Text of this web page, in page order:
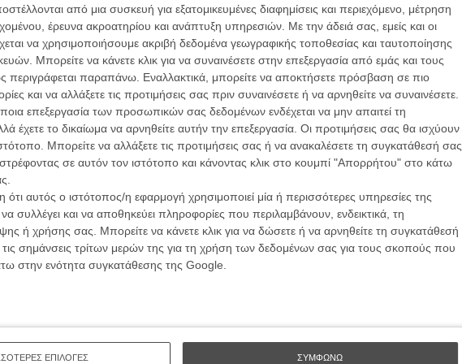
από μια συσκευή για εξατομικευμένες διαφημίσεις και περιεχόμενο, μέτρηση
έρευνα ακροατηρίου και ανάπτυξη υπηρεσιών. Με την άδειά σας, εμείς και οι
να χρησιμοποιήσουμε ακριβή δεδομένα γεωγραφικής τοποθεσίας και ταυτοποίησης
Μπορείτε να κάνετε κλικ για να συναινέσετε στην επεξεργασία από εμάς και τους
περιγράφεται παραπάνω. Εναλλακτικά, μπορείτε να αποκτήσετε πρόσβαση σε πιο
και να αλλάξετε τις προτιμήσεις σας πριν συναινέσετε ή να αρνηθείτε να συναινέσετε.
επεξεργασία των προσωπικών σας δεδομένων ενδέχεται να μην απαιτεί τη
έχετε το δικαίωμα να αρνηθείτε αυτήν την επεξεργασία. Οι προτιμήσεις σας θα ισχύουν
Μπορείτε να αλλάξετε τις προτιμήσεις σας ή να ανακαλέσετε τη συγκατάθεσή σας
σε αυτόν τον ιστότοπο και κάνοντας κλικ στο κουμπί "Απορρήτου" στο κάτω
αυτός ο ιστότοπος/η εφαρμογή χρησιμοποιεί μία ή περισσότερες υπηρεσίες της
συλλέγει και να αποθηκεύει πληροφορίες που περιλαμβάνουν, ενδεικτικά, τη
ή χρήσης σας. Μπορείτε να κάνετε κλικ για να δώσετε ή να αρνηθείτε τη συγκατάθεσή
σημάνσεις τρίτων μερών της για τη χρήση των δεδομένων σας για τους σκοπούς που
στην ενότητα συγκατάθεσης της Google.
ΕΠΙΛΟΓΕΣ ΣΥΜΦΩΝΩ
Δανίας κι Αφγανιστάν, μεταξύ της τόσο
ο Λίντχολμ θα χτίσει τα πορτρέτα των ηρώων του
τους πριν δώσει στο φιλμ την
κατεύθυνση από αυτή μιας ιστορίας για
πιεστική στιγμή, θα αναγκάσει τον Κλάους να
ως αποτέλεσμα τον θάνατο αμάχων στο πεδίο της
να δικάζεται για το αν η απόφασή του ήταν
έγκλημα πολέμου για το οποίο οφείλει να
λειτουργούσε σαν μια μετρημένη, ενδιαφέρουσα
των δύο συζύγων, της ζωής σε δυο τόσο
συνθήκες, θα λοκάρει πάνω στον στόχο του για
και το καθήκον, για τα όρια μεταξύ του ηρωισμού
ευθύνη, για την παράλογη φύση του πολέμου,
κι όχι μόνο στο πεδίο των μαχών.
πλευρό του (γνώριμους κι από το «A Highjacking»), με
Νοβότνι, ο Τομπίας Λίντχολμ θα χτίσει ένα φιλμ
Οι Αρμονίες Βερκμάιστερ
Werckmeister Harmonies
Μπέλα Ταρ
Μια Θέση στον Ηλιο
A Place in the Sun
Τζορτζ Στίβενς
Οδύσσεια
Πέδρο Αλμοδόβαρ
Ο Παραχαράκτης
τα βλέπεις όλα σινεμά...
εβδομάδα
τρόπο του flix
του flix, στο inbox σου
ειδήσεις | νέες ταινίες | πρόγραμμα αιθουσών για όλη την Ελλάδα |
| συνεντεύξεις | απόψεις | αφιερώματα | διαγωνισμοί
ΕΓΓΡΑΦΗ